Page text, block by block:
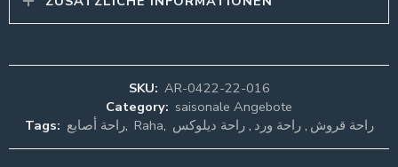
SKU: AR-0422-22-016
Category: saisonale Angebote
Tags: راحة أصابع, Raha, راحة قروش ,راحة ورد ,راحة ديلوكس